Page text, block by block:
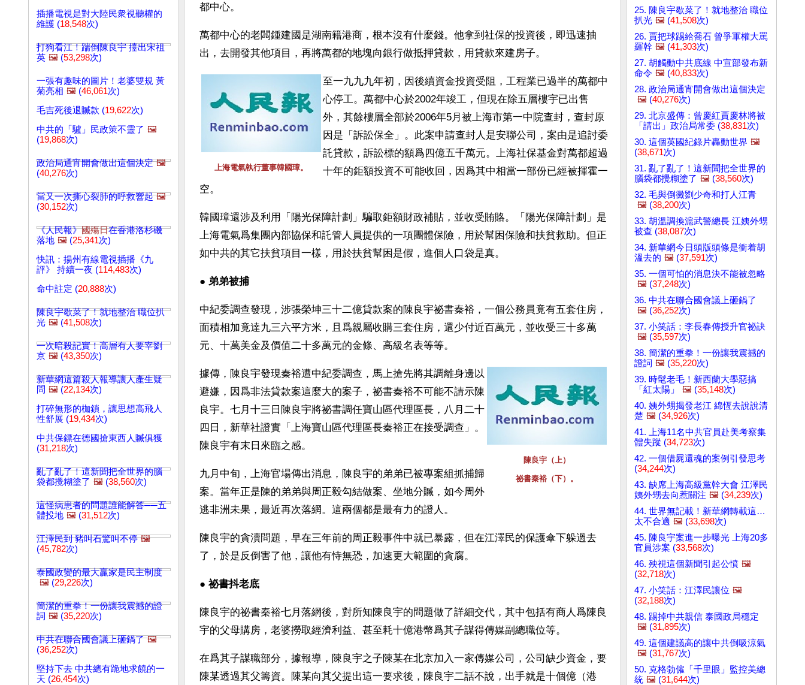
插播電視是對大陸民衆視聽權的
維護 (18,548次)
打狗看江！踹倒陳良宇 擡出宋祖
英 🖼️ (53,298次)
一張有趣味的圖片！老婆雙規 黃
菊亮相 🖼️ (46,061次)
毛吉死後退贓款 (19,622次)
中共的「驢」民政策不靈了 🖼️
(19,868次)
政治局通宵開會做出這個決定 🖼️
(40,276次)
當又一次撕心裂肺的呼救響起 🖼️
(30,152次)
《人民報》國殤日在香港洛杉磯
落地 🖼️ (25,341次)
快訊：揚州有線電視插播《九
評》 持續一夜 (114,483次)
命中註定 (20,888次)
陳良宇歇菜了！就地整治 職位扒
光 🖼️ (41,508次)
一次暗殺記實！高層有人要宰劉
京 🖼️ (43,350次)
新華網這篇殺人報導讓人產生疑
問 🖼️ (22,134次)
打碎無形的枷鎖，讓思想高飛人
性舒展 (19,434次)
中共保鏢在德國搶東西人贓俱獲
(31,218次)
亂了亂了！這新聞把全世界的腦
袋都攪糊塗了 🖼️ (38,560次)
這怪病患者的問題誰能解答──五
體投地 🖼️ (31,512次)
江澤民到 豬叫石驚叫不停 🖼️
(45,782次)
泰國政變的最大贏家是民主制度
🖼️ (29,226次)
簡潔的重拳！一份讓我震撼的證
詞 🖼️ (35,220次)
中共在聯合國會議上砸鍋了 🖼️
(36,252次)
堅持下去 中共總有跪地求饒的一
天 (26,454次)
都中心。
萬都中心的老闆鍾建國是湖南籍港商，根本沒有什麼錢。他拿到社保的投資後，即迅速抽
出，去開發其他項目，再將萬都的地塊向銀行做抵押貸款，用貸款來建房子。
上海電氣執行董事韓國璋。
至一九九九年初，因後續資金投資受阻，工程業已過半的萬都中
心停工。萬都中心於2002年竣工，但現在除五層樓宇已出售
外，其餘樓層全部於2006年5月被上海市第一中院查封，查封原
因是「訴訟保全」。此案申請查封人是安聯公司，案由是追討委
託貸款，訴訟標的額爲四億五千萬元。上海社保基金對萬都超過
十年的鉅額投資不可能收回，因爲其中相當一部份已經被揮霍一
空。
韓國璋還涉及利用「陽光保障計劃」騙取鉅額財政補貼，並收受賄賂。「陽光保障計劃」是
上海電氣爲集團內部協保和託管人員提供的一項團體保險，用於幫困保險和扶貧救助。但正
如中共的其它扶貧項目一樣，用於扶貧幫困是假，進個人口袋是真。
● 弟弟被捕
中紀委調查發現，涉張榮坤三十二億貸款案的陳良宇祕書秦裕，一個公務員竟有五套住房，
面積相加竟達九三六平方米，且爲親屬收購三套住房，還少付近百萬元，並收受三十多萬
元、十萬美金及價值二十多萬元的金條、高級名表等等。
陳良宇（上）
祕書秦裕（下）。
據傳，陳良宇發現秦裕遭中紀委調查，馬上搶先將其調離身邊以
避嫌，因爲非法貸款案這麼大的案子，祕書秦裕不可能不請示陳
良宇。七月十三日陳良宇將祕書調任寶山區代理區長，八月二十
四日，新華社證實「上海寶山區代理區長秦裕正在接受調查」。
陳良宇有末日來臨之感。
九月中旬，上海官場傳出消息，陳良宇的弟弟已被專案組抓捕歸
案。當年正是陳的弟弟與周正毅勾結做案、坐地分贓，如今周外
逃非洲未果，最近再次落網。這兩個都是最有力的證人。
陳良宇的貪瀆問題，早在三年前的周正毅事件中就已暴露，但在江澤民的保護傘下躲過去
了，於是反倒害了他，讓他有恃無恐，加速更大範圍的貪腐。
● 祕書抖老底
陳良宇的祕書秦裕七月落網後，對所知陳良宇的問題做了詳細交代，其中包括有商人爲陳良
宇的父母購房，老婆撈取經濟利益、甚至耗十億港幣爲其子謀得傳媒副總職位等。
在爲其子謀職部分，據報導，陳良宇之子陳某在北京加入一家傳媒公司，公司缺少資金，要
陳某透過其父籌資。陳某向其父提出這一要求後，陳良宇二話不說，出手就是十個億（港
25. 陳良宇歇菜了！就地整治 職位
扒光 🖼️ (41,508次)
26. 賈把球踢給喬石 曾爭軍權大罵
羅幹 🖼️ (41,303次)
27. 胡觸動中共底線 中宣部發布新
命令 🖼️ (40,833次)
28. 政治局通宵開會做出這個決定
🖼️ (40,276次)
29. 北京盛傳：曾慶紅賈慶林將被
「請出」政治局常委 (38,831次)
30. 這個英國紀錄片轟動世界 🖼️
(38,671次)
31. 亂了亂了！這新聞把全世界的
腦袋都攪糊塗了 🖼️ (38,560次)
32. 毛與倒黴劉少奇和打人江青
🖼️ (38,200次)
33. 胡溫調換滬武警總長 江姨外甥
被查 (38,087次)
34. 新華網今日頭版頭條是衝着胡
溫去的 🖼️ (37,591次)
35. 一個可怕的消息決不能被忽略
🖼️ (37,248次)
36. 中共在聯合國會議上砸鍋了
🖼️ (36,252次)
37. 小笑話：李長春傳授升官祕訣
🖼️ (35,597次)
38. 簡潔的重拳！一份讓我震撼的
證詞 🖼️ (35,220次)
39. 時髦老毛！新西蘭大學惡搞
「紅太陽」
🖼️ (35,148次)
40. 姨外甥揭發老江 綿恆去說說清
楚 🖼️ (34,926次)
41. 上海11名中共官員赴美考察集
體失蹤 (34,723次)
42. 一個借屍還魂的案例引發思考
(34,244次)
43. 缺席上海高級黨幹大會 江澤民
姨外甥去向惹關注 🖼️ (34,239次)
44. 世界無記載！新華網轉載這…
太不合適 🖼️ (33,698次)
45. 陳良宇案進一步曝光 上海20多
官員涉案 (33,568次)
46. 殃視這個新聞引起公憤 🖼️
(32,718次)
47. 小笑話：江澤民讓位 🖼️
(32,188次)
48. 踢掉中共親信 泰國政局穩定
🖼️ (31,895次)
49. 這個建議高的讓中共倒吸涼氣
🖼️ (31,767次)
50. 克格勃僱「千里眼」監控美總
統 🖼️ (31,644次)